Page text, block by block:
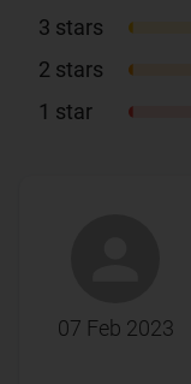
3 stars
2 stars
1 star
07 Feb 2023